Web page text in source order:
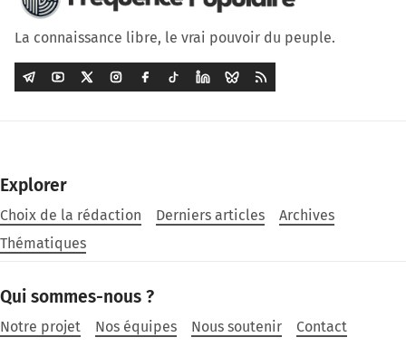
La connaissance libre, le vrai pouvoir du peuple.
Explorer
Choix de la rédaction Derniers articles
Archives
Thématiques
Qui sommes-nous ?
Notre projet Nos équipes Nous soutenir
Contact